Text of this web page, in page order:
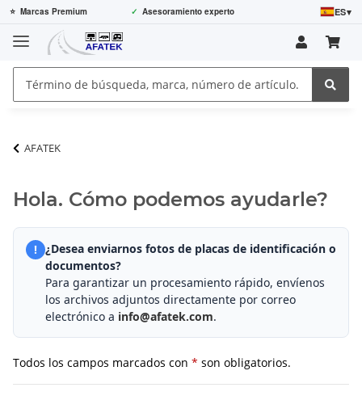
⭐ Marcas Premium ✓ Asesoramiento experto ES▾
AFATEK
Hola. Cómo podemos ayudarle?
! ¿Desea enviarnos fotos de placas de identificación o
documentos?
Para garantizar un procesamiento rápido, envíenos
los archivos adjuntos directamente por correo
electrónico a info@afatek.com.
Todos los campos marcados con * son obligatorios.